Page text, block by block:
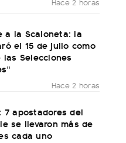
a la Scaloneta: la
el 15 de julio como
las Selecciones
Hace 2 horas
7 apostadores del
se llevaron más de
cada uno